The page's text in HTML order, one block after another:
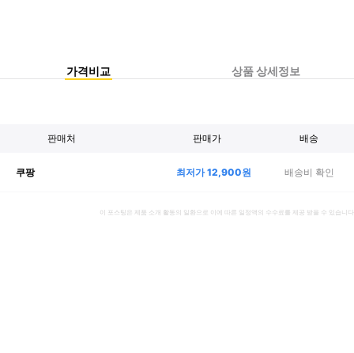
가격비교 상품 상세정보
판매처 판매가 배송
쿠팡 최저가12,900원 배송비 확인
이 포스팅은 제품 소개 활동의 일환으로 이에 따른 일정액의 수수료를 제공 받을 수 있습니다